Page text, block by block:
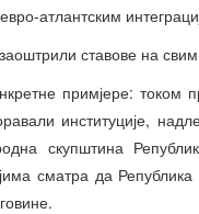
атлантским
ставове на
примјере: током
институције,
скупштина
сматра да